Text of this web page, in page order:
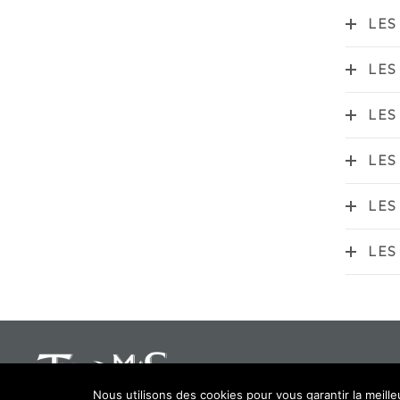
Nous utilisons des cookies pour vous garantir la